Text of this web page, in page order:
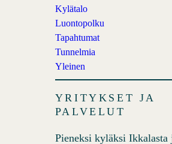
Kylätalo
Luontopolku
Tapahtumat
Tunnelmia
Yleinen
YRITYKSET JA
PALVELUT
Pieneksi kyläksi Ikkalasta